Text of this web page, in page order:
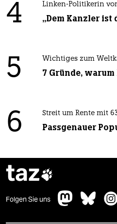
4 Linken-Politikerin
„Dem Kanzler ist
5 Wichtiges zum
7 Gründe,
6 Streit um Rente mit
Passgenauer
taz
Folgen Sie uns